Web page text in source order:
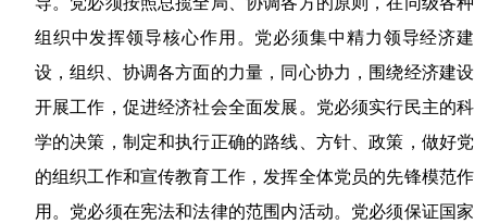
组织中发挥领导核心作用。党必须集中精力领导经济建
设，组织、协调各方面的力量，同心协力，围绕经济建设
开展工作，促进经济社会全面发展。党必须实行民主的科
学的决策，制定和执行正确的路线、方针、政策，做好党
的组织工作和宣传教育工作，发挥全体党员的先锋模范作
用。党必须在宪法和法律的范围内活动。党必须保证国家